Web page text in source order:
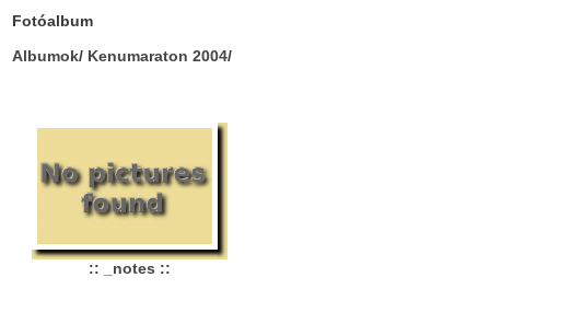
Fotóalbum
Albumok/ Kenumaraton 2004/
:: _notes ::